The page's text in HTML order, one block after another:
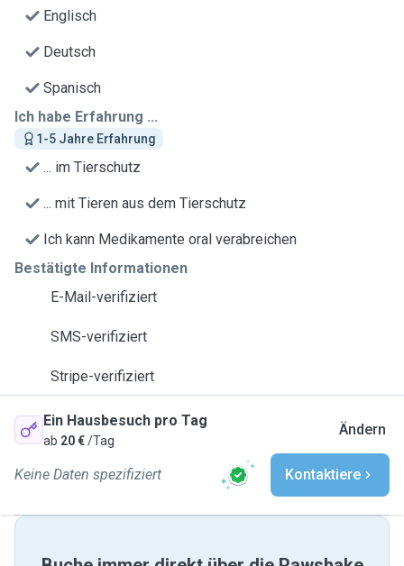
Englisch
Deutsch
Spanisch
Ich habe Erfahrung ...
1-5 Jahre Erfahrung
... im Tierschutz
... mit Tieren aus dem Tierschutz
Ich kann Medikamente oral verabreichen
Bestätigte Informationen
E-Mail-verifiziert
SMS-verifiziert
Stripe-verifiziert
Ein Hausbesuch pro Tag
ab 20 €/Tag
Ändern
Keine Daten spezifiziert Kontaktiere